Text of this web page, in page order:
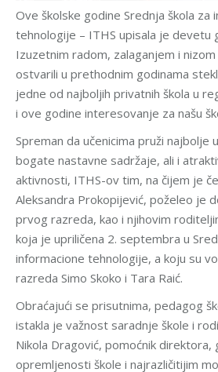
Ove školske godine Srednja škola za
tehnologije – ITHS upisala je devetu
Izuzetnim radom, zalaganjem i
ostvarili u prethodnim godinama
jedne od najboljih privatnih škola u
i ove godine interesovanje za našu
Spreman da učenicima pruži najbolje
bogate nastavne sadržaje, ali i
aktivnosti, ITHS-ov tim, na čijem je
Aleksandra Prokopijević, poželeo je
prvog razreda, kao i njihovim
koja je upriličena 2. septembra u
informacione tehnologije, a koju su
razreda Simo Skoko i Tara Raić.
Obraćajući se prisutnima, pedagog
istakla je važnost saradnje škole i
Nikola Dragović, pomoćnik direktora,
opremljenosti škole i najrazličitijim